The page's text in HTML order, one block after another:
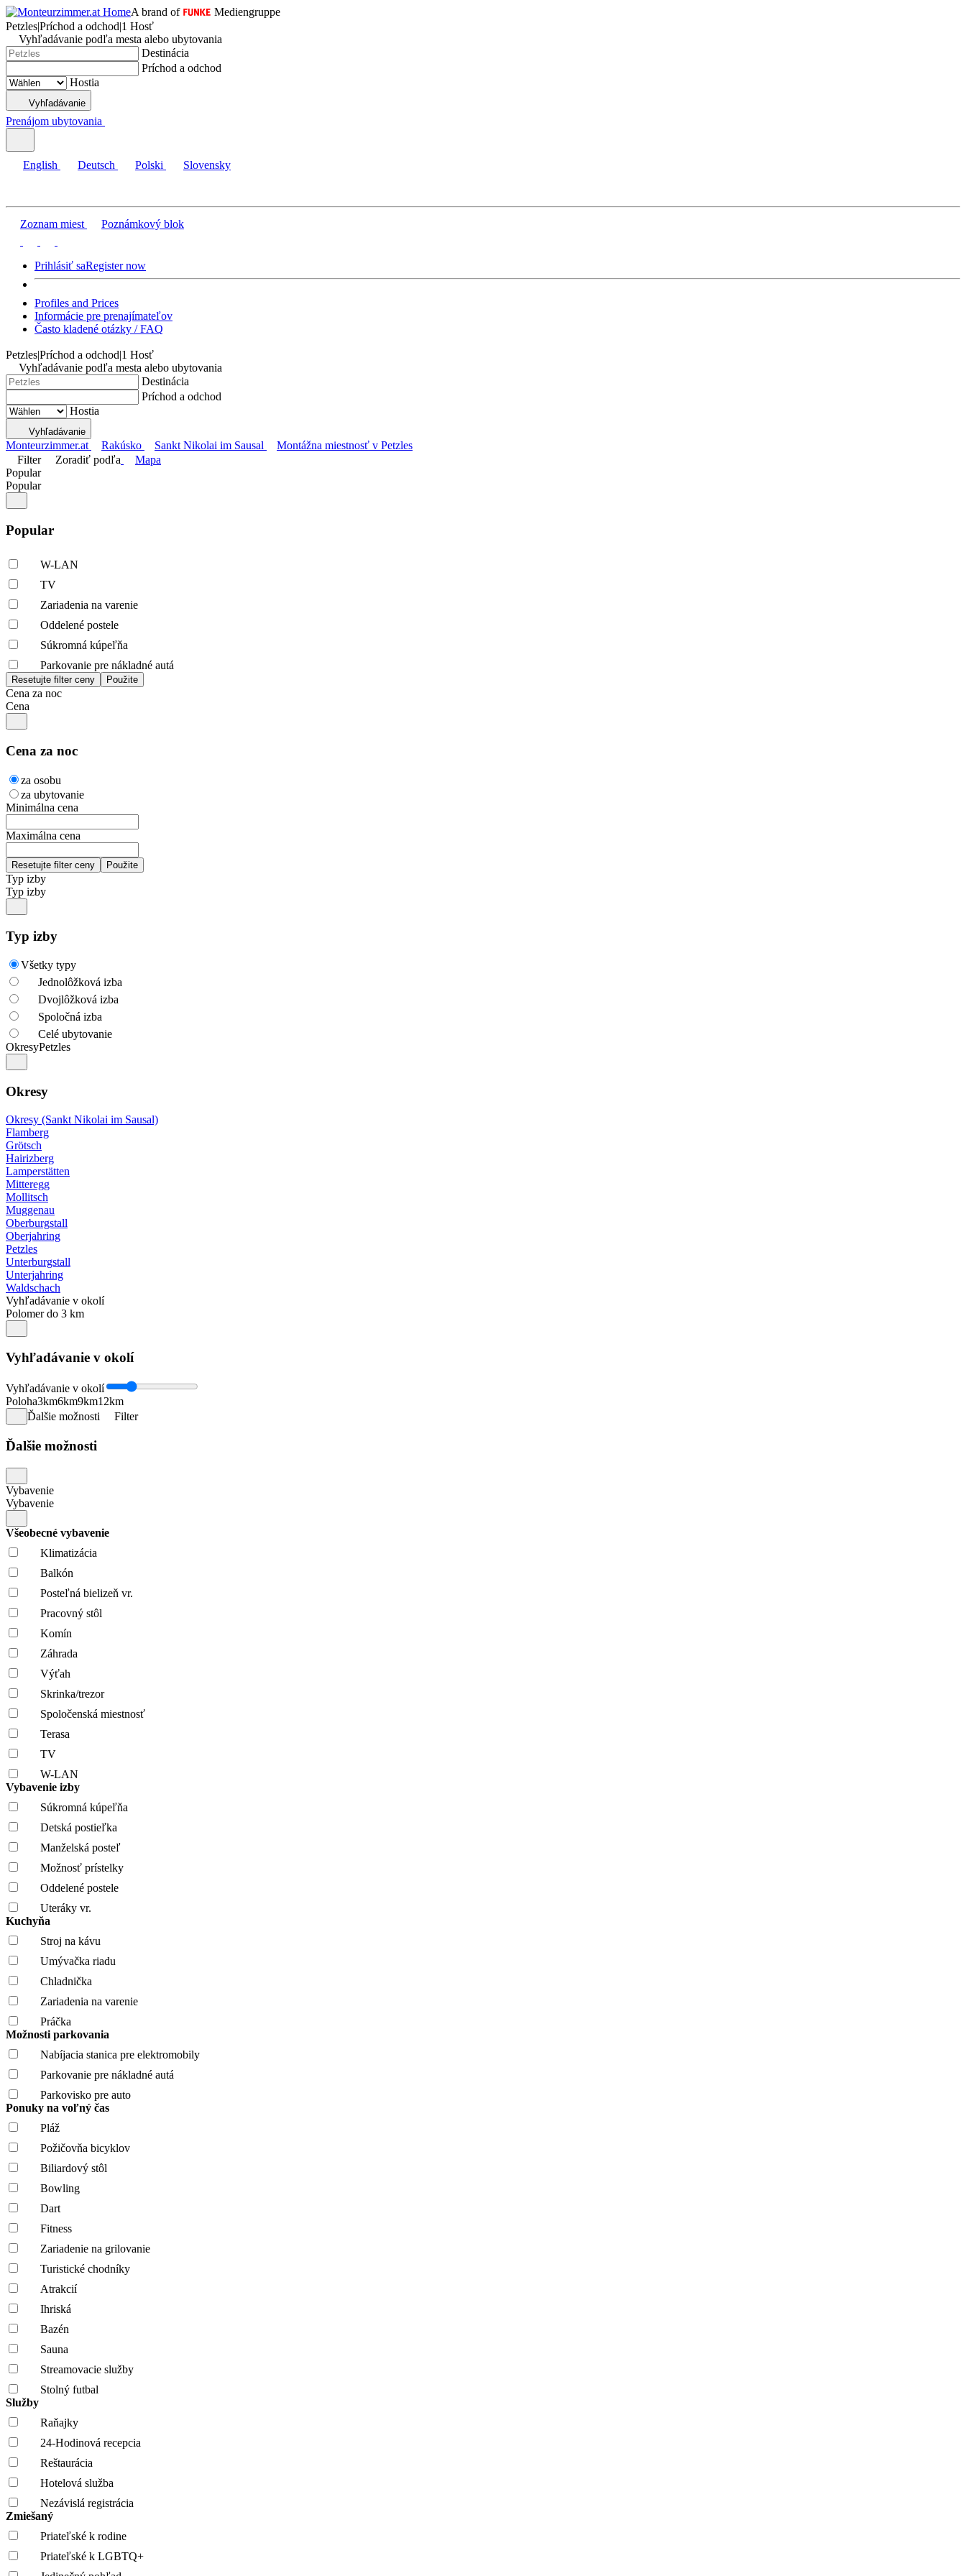
A brand of
Mediengruppe
Petzles|Príchod a odchod|1 Hosť
Vyhľadávanie podľa mesta alebo ubytovania
Destinácia
Príchod a odchod
Hostia
Vyhľadávanie
Prenájom ubytovania
English Deutsch Polski Slovensky
Zoznam miest Poznámkový blok
Prihlásiť saRegister now
Profiles and Prices
Informácie pre prenajímateľov
Často kladené otázky / FAQ
Petzles|Príchod a odchod|1 Hosť
Vyhľadávanie podľa mesta alebo ubytovania
Destinácia
Príchod a odchod
Hostia
Vyhľadávanie
Monteurzimmer.at Rakúsko Sankt Nikolai im Sausal
Montážna miestnosť v Petzles
Filter
Zoradiť podľa
Mapa
Popular
Popular
Popular
W-LAN
TV
Zariadenia na varenie
Oddelené postele
Súkromná kúpeľňa
Parkovanie pre nákladné autá
Cena za noc
Cena
Cena za noc
za osobu
za ubytovanie
Minimálna cena
Maximálna cena
Typ izby
Typ izby
Typ izby
Všetky typy
Jednolôžková izba
Dvojlôžková izba
Spoločná izba
Celé ubytovanie
OkresyPetzles
Okresy
Okresy (Sankt Nikolai im Sausal)
Flamberg
Grötsch
Hairizberg
Lamperstätten
Mitteregg
Mollitsch
Muggenau
Oberburgstall
Oberjahring
Petzles
Unterburgstall
Unterjahring
Waldschach
Vyhľadávanie v okolí
Polomer do 3 km
Vyhľadávanie v okolí
Vyhľadávanie v okolí
Poloha3km6km9km12km
Ďalšie možnosti
Filter
Ďalšie možnosti
Vybavenie
Vybavenie
Všeobecné vybavenie
Klimatizácia
Balkón
Posteľná bielizeň vr.
Pracovný stôl
Komín
Záhrada
Výťah
Skrinka/trezor
Spoločenská miestnosť
Terasa
TV
W-LAN
Vybavenie izby
Súkromná kúpeľňa
Detská postieľka
Manželská posteľ
Možnosť prístelky
Oddelené postele
Uteráky vr.
Kuchyňa
Stroj na kávu
Umývačka riadu
Chladnička
Zariadenia na varenie
Práčka
Možnosti parkovania
Nabíjacia stanica pre elektromobily
Parkovanie pre nákladné autá
Parkovisko pre auto
Ponuky na voľný čas
Pláž
Požičovňa bicyklov
Biliardový stôl
Bowling
Dart
Fitness
Zariadenie na grilovanie
Turistické chodníky
Atrakcií
Ihriská
Bazén
Sauna
Streamovacie služby
Stolný futbal
Služby
Raňajky
24-Hodinová recepcia
Reštaurácia
Hotelová služba
Nezávislá registrácia
Zmiešaný
Priateľské k rodine
Priateľské k LGBTQ+